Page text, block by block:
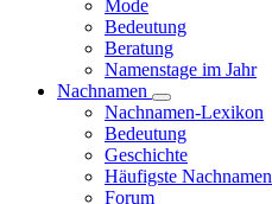
Mode
Bedeutung
Beratung
Namenstage im Jahr
Nachnamen
Unternavigation
von
Nachnamen
Nachnamen-Lexikon
Bedeutung
Geschichte
Häufigste Nachnamen
Forum